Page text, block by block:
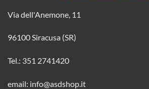
Via dell'Anemone, 11
96100 Siracusa (SR)
Tel.: 351 2741420
email: info@asdshop.it